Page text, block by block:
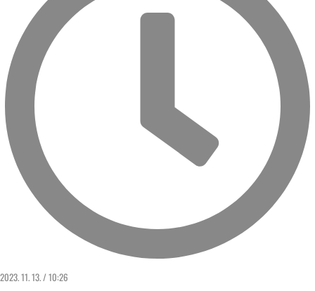
2023. 11. 13. / 10:26